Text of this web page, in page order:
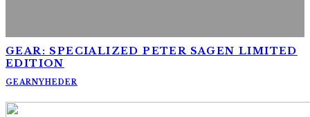
GEAR: SPECIALIZED PETER SAGEN LIMITED
EDITION
GEARNYHEDER